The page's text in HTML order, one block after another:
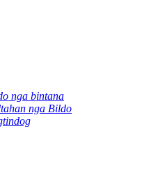
nga bintana
nga Bildo